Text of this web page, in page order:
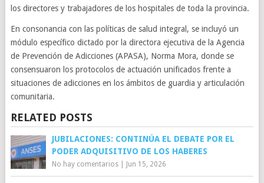
los directores y trabajadores de los hospitales de toda la provincia.
En consonancia con las políticas de salud integral, se incluyó un
módulo específico dictado por la directora ejecutiva de la Agencia
de Prevención de Adicciones (APASA), Norma Mora, donde se
consensuaron los protocolos de actuación unificados frente a
situaciones de adicciones en los ámbitos de guardia y articulación
comunitaria.
RELATED POSTS
JUBILACIONES: CONTINÚA EL DEBATE POR EL
PODER ADQUISITIVO DE LOS HABERES
No hay comentarios| Jun 15, 2026